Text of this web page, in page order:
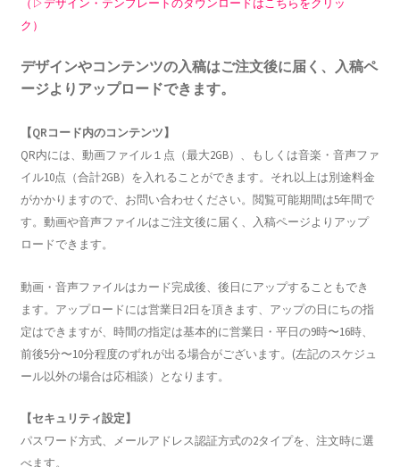
ク）
デザインやコンテンツの入稿はご注文後に届く、入稿ペ
ージよりアップロードできます。
【QRコード内のコンテンツ】
QR内には、動画ファイル１点（最大2GB）、もしくは音楽・音声ファ
イル10点（合計2GB）を入れることができます。それ以上は別途料金
がかかりますので、お問い合わせください。閲覧可能期間は5年間で
す。動画や音声ファイルはご注文後に届く、入稿ページよりアップ
ロードできます。
動画・音声ファイルはカード完成後、後日にアップすることもでき
ます。アップロードには営業日2日を頂きます、アップの日にちの指
定はできますが、時間の指定は基本的に営業日・平日の9時〜16時、
前後5分〜10分程度のずれが出る場合がございます。(左記のスケジュ
ール以外の場合は応相談）となります。
【セキュリティ設定】
パスワード方式、メールアドレス認証方式の2タイプを、注文時に選
べます。